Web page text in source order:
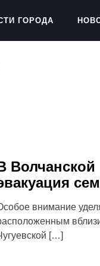
ГОРОДА
Волчанской
внимание
[…]